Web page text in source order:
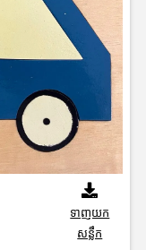
ទាញយក
សន្លឹក